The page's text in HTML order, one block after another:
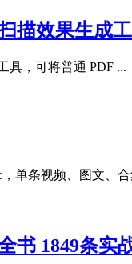
描效果生成
具，可将普通 PDF ...
单条视频、图文、
书 1849条实